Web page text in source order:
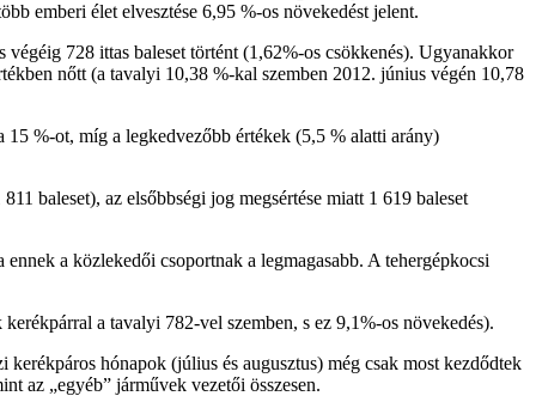
emberi élet elvesztése 6,95 %-os növekedést jelent.
728 ittas baleset történt (1,62%-os csökkenés). Ugyanakkor
nőtt (a tavalyi 10,38 %-kal szemben 2012. június végén 10,78
%-ot, míg a legkedvezőbb értékek (5,5 % alatti arány)
baleset), az elsőbbségi jog megsértése miatt 1 619 baleset
a közlekedői csoportnak a legmagasabb. A tehergépkocsi
a tavalyi 782-vel szemben, s ez 9,1%-os növekedés).
kerékpáros hónapok (július és augusztus) még csak most kezdődtek
az „egyéb” járművek vezetői összesen.